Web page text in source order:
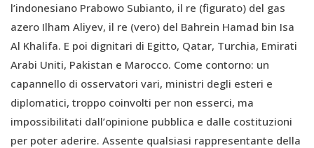
l’indonesiano Prabowo Subianto, il re (figurato) del gas
azero Ilham Aliyev, il re (vero) del Bahrein Hamad bin Isa
Al Khalifa. E poi dignitari di Egitto, Qatar, Turchia, Emirati
Arabi Uniti, Pakistan e Marocco. Come contorno: un
capannello di osservatori vari, ministri degli esteri e
diplomatici, troppo coinvolti per non esserci, ma
impossibilitati dall’opinione pubblica e dalle costituzioni
per poter aderire. Assente qualsiasi rappresentante della